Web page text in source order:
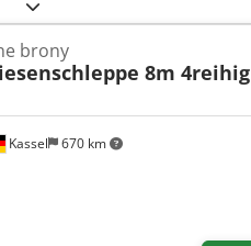
Kassel 670 km
brony
8m 4reihig